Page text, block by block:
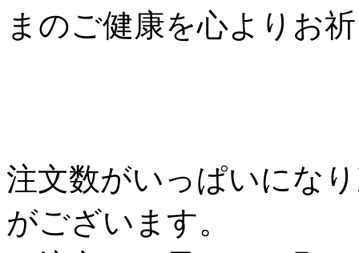
まのご健康を心よりお
注文数がいっぱいにな
がございます。